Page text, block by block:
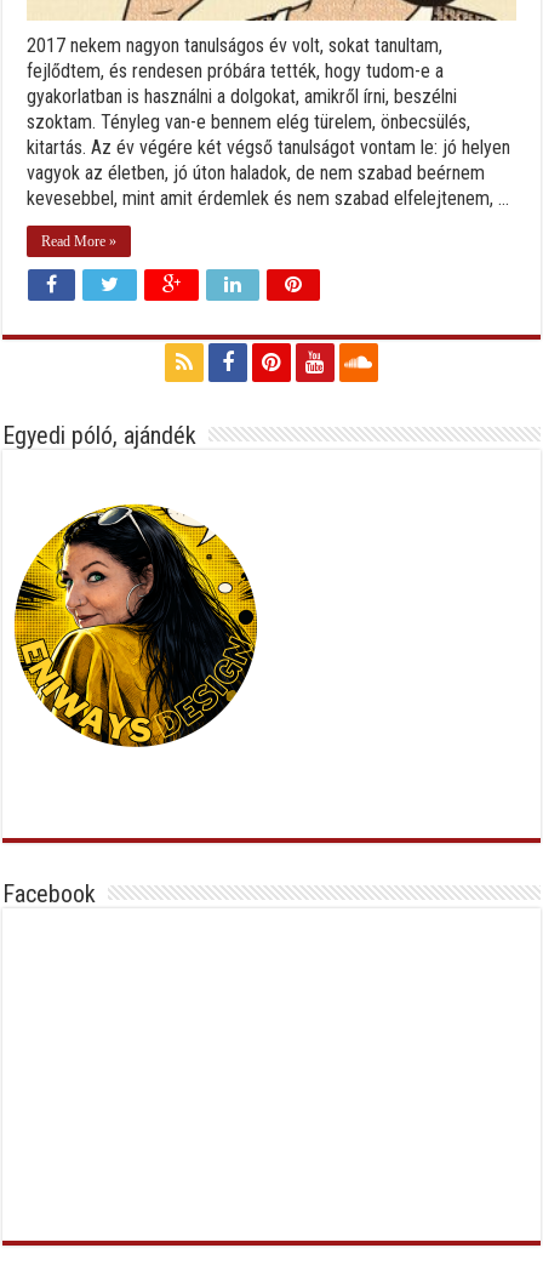
2017 nekem nagyon tanulságos év volt, sokat tanultam,
fejlődtem, és rendesen próbára tették, hogy tudom-e a
gyakorlatban is használni a dolgokat, amikről írni, beszélni
szoktam. Tényleg van-e bennem elég türelem, önbecsülés,
kitartás. Az év végére két végső tanulságot vontam le: jó helyen
vagyok az életben, jó úton haladok, de nem szabad beérnem
kevesebbel, mint amit érdemlek és nem szabad elfelejtenem, ...
Read More »
Egyedi póló, ajándék
Facebook